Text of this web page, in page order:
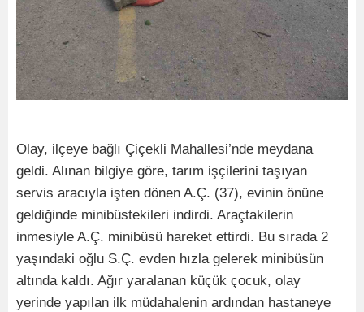
Olay, ilçeye bağlı Çiçekli Mahallesi’nde meydana
geldi. Alınan bilgiye göre, tarım işçilerini taşıyan
servis aracıyla işten dönen A.Ç. (37), evinin önüne
geldiğinde minibüstekileri indirdi. Araçtakilerin
inmesiyle A.Ç. minibüsü hareket ettirdi. Bu sırada 2
yaşındaki oğlu S.Ç. evden hızla gelerek minibüsün
altında kaldı. Ağır yaralanan küçük çocuk, olay
yerinde yapılan ilk müdahalenin ardından hastaneye